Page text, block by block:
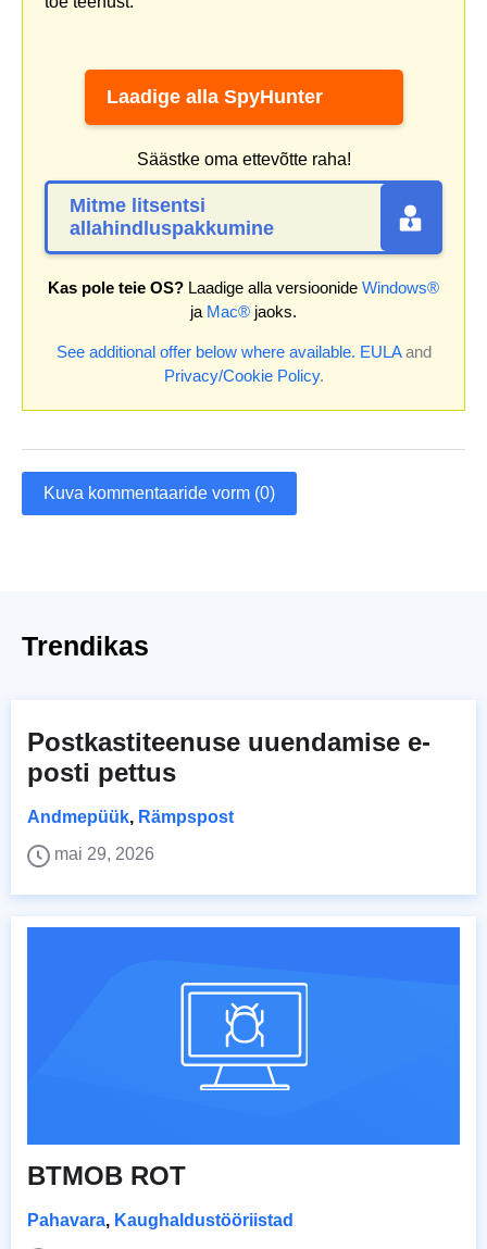
Laadige alla SpyHunter
Säästke oma ettevõtte raha!
Mitme litsentsi
allahindluspakkumine
Kas pole teie OS? Laadige alla versioonide Windows®
ja Mac® jaoks.
See additional offer below where available. EULAand
Privacy/Cookie Policy.
Kuva kommentaaride vorm (0)
Trendikas
Postkastiteenuse uuendamise e-
posti pettus
Andmepüük, Rämpspost
mai 29, 2026
BTMOB ROT
Pahavara, Kaughaldustööriistad